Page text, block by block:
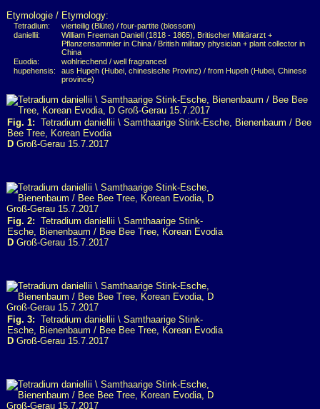
Etymologie / Etymology:
Tetradium:
vierteilig (Blüte) / four-partite (blossom)
daniellii:
William Freeman Daniell (1818 - 1865), Britischer Militärarzt +
Pflanzensammler in China / British military physician + plant collector in
China
Euodia:
wohlriechend / well fragranced
hupehensis:
aus Hupeh (Hubei, chinesische Provinz) / from Hupeh (Hubei, Chinese
province)
Fig. 1: Tetradium daniellii \ Samthaarige Stink-Esche, Bienenbaum / Bee
Bee Tree, Korean Evodia
D Groß-Gerau 15.7.2017
Fig. 2: Tetradium daniellii \ Samthaarige Stink-
Esche, Bienenbaum / Bee Bee Tree, Korean Evodia
D Groß-Gerau 15.7.2017
Fig. 3: Tetradium daniellii \ Samthaarige Stink-
Esche, Bienenbaum / Bee Bee Tree, Korean Evodia
D Groß-Gerau 15.7.2017